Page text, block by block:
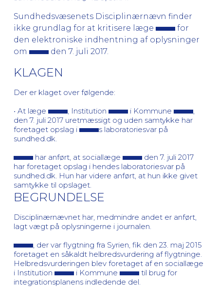
Sundhedsvæsenets Disciplinærnævn finder
ikke grundlag for at kritisere læge
for
den elektroniske indhentning af oplysninger
om
den 7. juli 2017.
KLAGEN
Der er klaget over følgende:
• At læge
, Institution i Kommune
den 7. juli 2017 uretmæssigt og uden samtykke har
foretaget opslag i
s laboratoriesvar på
sundhed.dk.
har anført, at sociallæge
den 7. juli 2017
har foretaget opslag i hendes laboratoriesvar på
sundhed.dk. Hun har videre anført, at hun ikke givet
samtykke til opslaget.
BEGRUNDELSE
Disciplinærnævnet har, medmindre andet er anført,
lagt vægt på oplysningerne i journalen.
, der var flygtning fra Syrien, fik den 23. maj 2015
foretaget en såkaldt helbredsvurdering af flygtninge.
Helbredsvurderingen blev foretaget af en sociallæge
i Institution
i Kommune
til brug for
integrationsplanens indledende del.